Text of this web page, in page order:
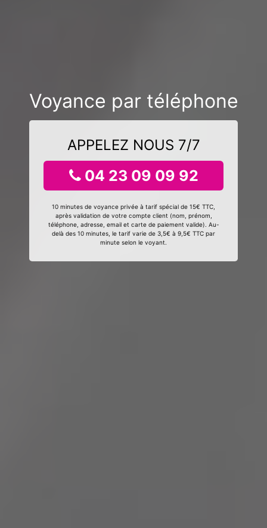
Voyance par téléphone
APPELEZ NOUS 7/7
04 23 09 09 92
10 minutes de voyance privée à tarif spécial de 15€ TTC,
après validation de votre compte client (nom, prénom,
téléphone, adresse, email et carte de paiement valide). Au-
delà des 10 minutes, le tarif varie de 3,5€ à 9,5€ TTC par
minute selon le voyant.